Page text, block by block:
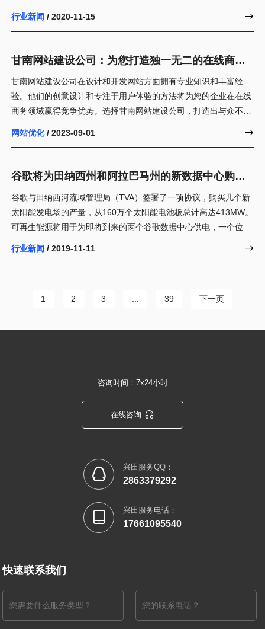
行业新闻 / 2020-11-15 
甘南网站建设公司：为您打造独一无二的在线商务
领域
甘南网站建设公司在设计和开发网站方面拥有专业知识和丰富经
验。他们的创意设计和专注于用户体验的方法将为您的企业在在线
商务领域赢得竞争优势。选择甘南网站建设公司，打造出与众不同
的网站，为您的业务带来成功。
网站优化/ 2023-09-01 
谷歌将为田纳西州和阿拉巴马州的新数据中心购买
413兆
谷歌与田纳西河流域管理局（TVA）签署了一项协议，购买几个新
太阳能发电场的产量，从160万个太阳能电池板总计高达413MW。
可再生能源将用于为即将到来的两个谷歌数据中心供电，一个位
行业新闻 / 2019-11-11 
1 2 3 ... 39 下一页
咨询时间：7x24小时
在线咨询 
 兴田服务QQ：
2863379292
 兴田服务电话：
17661095540
快速联系我们